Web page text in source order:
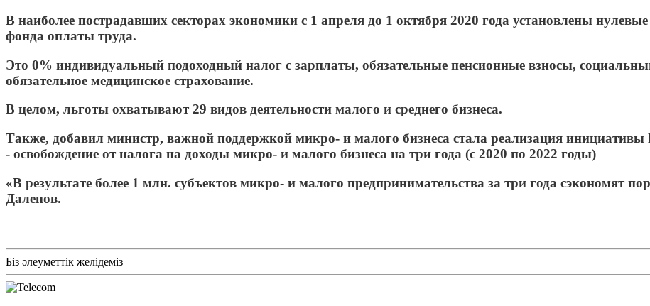
В наиболее пострадавших секторах экономики с 1 апреля до 1 октября 2020 года установлены
фонда оплаты труда.
Это 0% индивидуальный подоходный налог с зарплаты, обязательные пенсионные взносы,
обязательное медицинское страхование.
В целом, льготы охватывают 29 видов деятельности малого и среднего бизнеса.
Также, добавил министр, важной поддержкой микро- и малого бизнеса стала реализация инициативы
- освобождение от налога на доходы микро- и малого бизнеса на три года (с 2020 по 2022 годы)
«В результате более 1 млн. субъектов микро- и малого предпринимательства за три года сэкономят
Даленов.
Біз әлеуметтік желідеміз